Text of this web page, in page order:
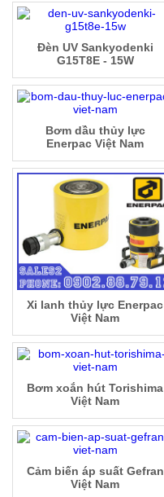
Đèn UV Sankyodenki
G15T8E - 15W
Bơm dầu thủy lực
Enerpac Việt Nam
Xi lanh thủy lực Enerpac
Việt Nam
Bơm xoắn hút Torishima
Việt Nam
Cảm biến áp suất Gefran
Việt Nam